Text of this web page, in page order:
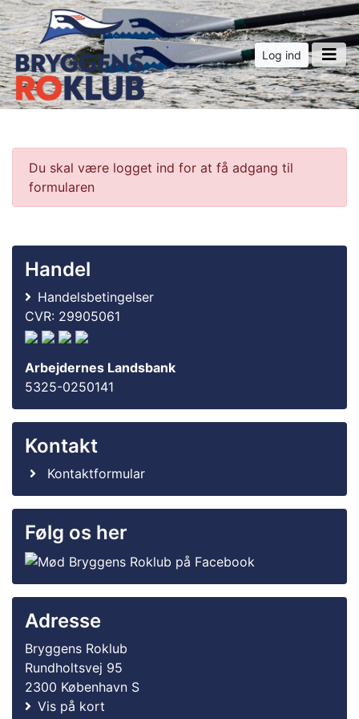
Log ind
Du skal være logget ind for at få adgang til
formularen
Handel
Handelsbetingelser
CVR: 29905061
Arbejdernes Landsbank
5325-0250141
Kontakt
Kontaktformular
Følg os her
Adresse
Bryggens Roklub
Rundholtsvej 95
2300 København S
Vis på kort